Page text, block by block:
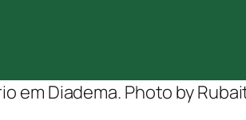
em Diadema. Photo by